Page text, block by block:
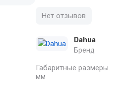
Нет отзывов
Dahua
Бренд
Габаритные размеры.
мм